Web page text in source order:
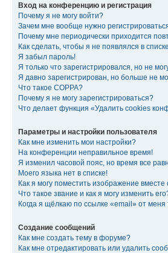
Вход на конференцию и регистрация
Почему я не могу войти?
Зачем мне вообще нужно
Почему мне периодически приходится
Как сделать, чтобы я не появлялся в
Я забыл пароль!
Я только что зарегистрировался, но не
Я давно зарегистрирован, но больше не
Что такое COPPA?
Почему я не могу зарегистрироваться?
Что делает функция «Удалить cookies
Параметры и настройки пользователя
Как мне изменить мои настройки?
На конференции неправильное время!
Я изменил часовой пояс, но время все
Моего языка нет в списке!
Как я могу поместить изображение
Что такое звание и как я могу изменить
Когда я щёлкаю по ссылке «email» от
Создание сообщений
Как мне создать тему в форуме?
Как мне отредактировать или удалить